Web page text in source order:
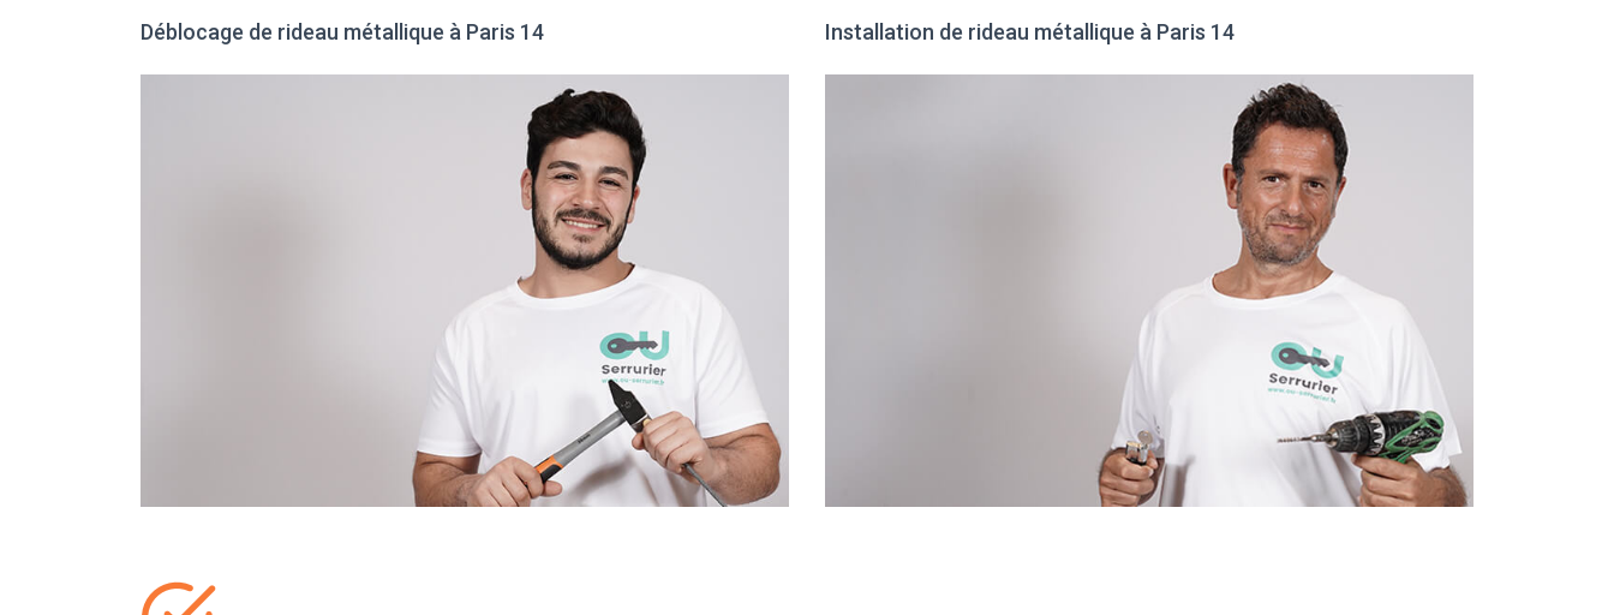
Déblocage de rideau métallique à Paris 14 Installation de rideau métallique à Paris 14